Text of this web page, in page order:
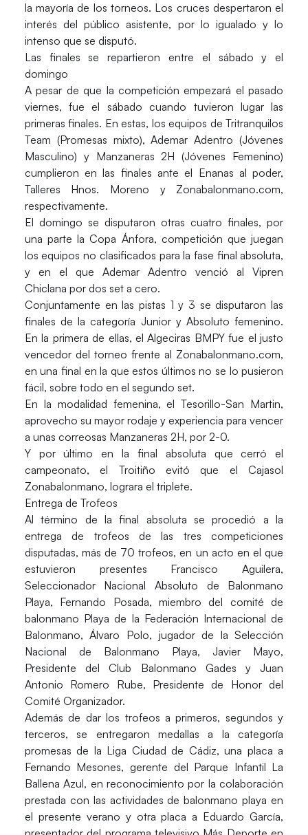
la mayoría de los torneos. Los cruces despertaron el
interés del público asistente, por lo igualado y lo
intenso que se disputó.
Las finales se repartieron entre el sábado y el
domingo
A pesar de que la competición empezará el pasado
viernes, fue el sábado cuando tuvieron lugar las
primeras finales. En estas, los equipos de Tritranquilos
Team (Promesas mixto), Ademar Adentro (Jóvenes
Masculino) y Manzaneras 2H (Jóvenes Femenino)
cumplieron en las finales ante el Enanas al poder,
Talleres Hnos. Moreno y Zonabalonmano.com,
respectivamente.
El domingo se disputaron otras cuatro finales, por
una parte la Copa Ánfora, competición que juegan
los equipos no clasificados para la fase final absoluta,
y en el que Ademar Adentro venció al Vipren
Chiclana por dos set a cero.
Conjuntamente en las pistas 1 y 3 se disputaron las
finales de la categoría Junior y Absoluto femenino.
En la primera de ellas, el Algeciras BMPY fue el justo
vencedor del torneo frente al Zonabalonmano.com,
en una final en la que estos últimos no se lo pusieron
fácil, sobre todo en el segundo set.
En la modalidad femenina, el Tesorillo-San Martin,
aprovecho su mayor rodaje y experiencia para vencer
a unas correosas Manzaneras 2H, por 2-0.
Y por último en la final absoluta que cerró el
campeonato, el Troitiño evitó que el Cajasol
Zonabalonmano, lograra el triplete.
Entrega de Trofeos
Al término de la final absoluta se procedió a la
entrega de trofeos de las tres competiciones
disputadas, más de 70 trofeos, en un acto en el que
estuvieron presentes Francisco Aguilera,
Seleccionador Nacional Absoluto de Balonmano
Playa, Fernando Posada, miembro del comité de
balonmano Playa de la Federación Internacional de
Balonmano, Álvaro Polo, jugador de la Selección
Nacional de Balonmano Playa, Javier Mayo,
Presidente del Club Balonmano Gades y Juan
Antonio Romero Rube, Presidente de Honor del
Comité Organizador.
Además de dar los trofeos a primeros, segundos y
terceros, se entregaron medallas a la categoría
promesas de la Liga Ciudad de Cádiz, una placa a
Fernando Mesones, gerente del Parque Infantil La
Ballena Azul, en reconocimiento por la colaboración
prestada con las actividades de balonmano playa en
el presente verano y otra placa a Eduardo García,